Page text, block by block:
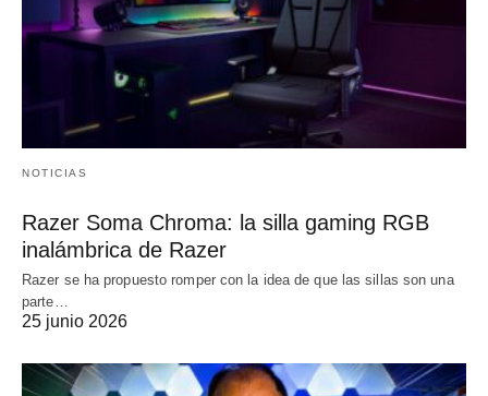
NOTICIAS
Razer Soma Chroma: la silla gaming RGB
inalámbrica de Razer
Razer se ha propuesto romper con la idea de que las sillas son una
parte…
25 junio 2026